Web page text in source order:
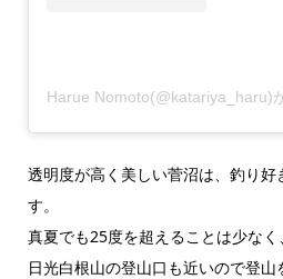
Harue Nomoto(@katariya_haru)
透明度が高く美しい菅沼は、釣り
す。
真夏でも25度を超えることは少なく
日光白根山の登山口も近いので登山